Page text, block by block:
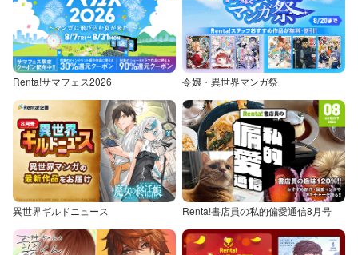
Renta!サマフェス2026 令嬢・異世界マンガ祭
異世界ギルドニュース Renta!書店員の私的偏愛通信8月号